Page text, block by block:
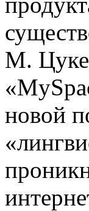
М.
новой